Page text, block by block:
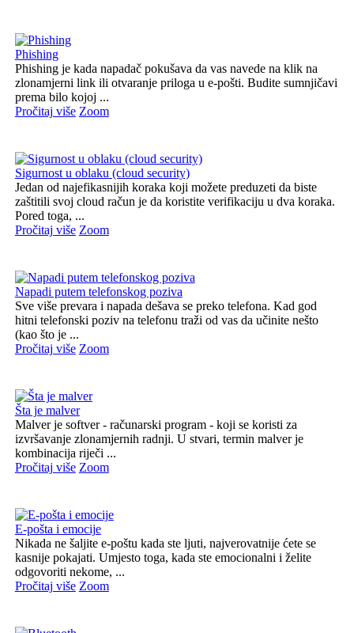
Phishing
Phishing je kada napadač pokušava da vas navede na klik na
zlonamjerni link ili otvaranje priloga u e-pošti. Budite sumnjičavi
prema bilo kojoj ...
Pročitaj više Zoom
Sigurnost u oblaku (cloud security)
Jedan od najefikasnijih koraka koji možete preduzeti da biste
zaštitili svoj cloud račun je da koristite verifikaciju u dva koraka.
Pored toga, ...
Pročitaj više Zoom
Napadi putem telefonskog poziva
Sve više prevara i napada dešava se preko telefona. Kad god
hitni telefonski poziv na telefonu traži od vas da učinite nešto
(kao što je ...
Pročitaj više Zoom
Šta je malver
Malver je softver - računarski program - koji se koristi za
izvršavanje zlonamjernih radnji. U stvari, termin malver je
kombinacija riječi ...
Pročitaj više Zoom
E-pošta i emocije
Nikada ne šaljite e-poštu kada ste ljuti, najverovatnije ćete se
kasnije pokajati. Umjesto toga, kada ste emocionalni i želite
odgovoriti nekome, ...
Pročitaj više Zoom